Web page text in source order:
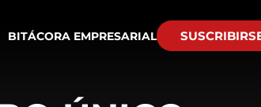
BITÁCORA EMPRESARIAL